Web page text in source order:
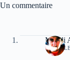
Un commentaire
Mahdi
19